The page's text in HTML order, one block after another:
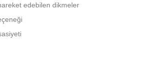
edebilen dikmeler